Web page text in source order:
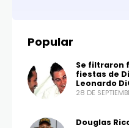
Popular
Se filtraron
fiestas de
Leonardo
28 DE
Douglas